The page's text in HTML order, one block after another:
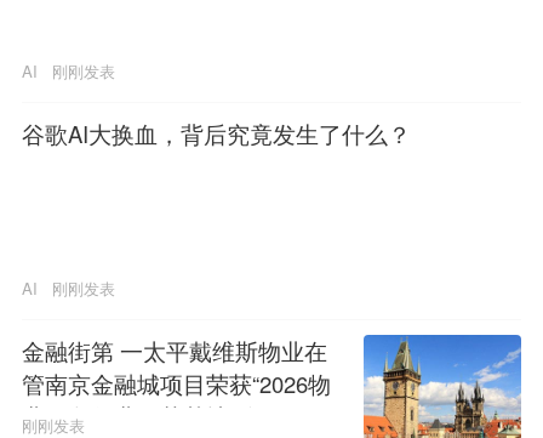
AI 刚刚发表
谷歌AI大换血，背后究竟发生了什么？
AI 刚刚发表
金融街第 一太平戴维斯物业在
管南京金融城项目荣获“2026物
业服务行业示范基地”称号
刚刚发表